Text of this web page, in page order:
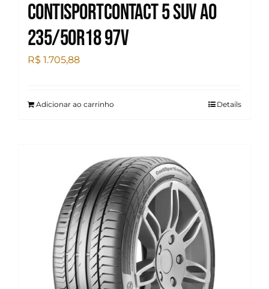
Contisportcontact 5 SUV AO
235/50R18 97V
R$ 1.705,88
Adicionar ao carrinho Details